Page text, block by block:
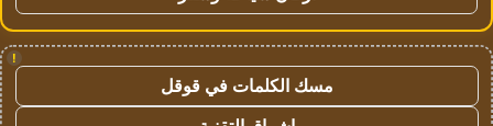
!
مسك الكلمات في قوقل